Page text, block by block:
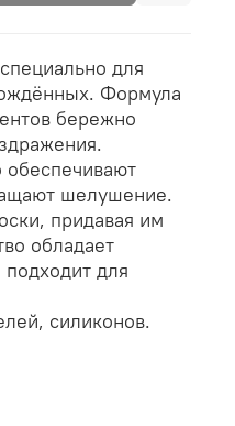
для
Формула
бережно
шелушение.
придавая им
обладает
для
силиконов.